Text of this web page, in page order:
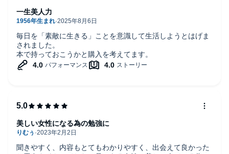
毎日を「素敵に生きる」ことを意識して生活しようとはげま
されました。
本で持っておこうかと購入を考えてます。
一生美人力
聞きやすく、内容もとてもわかりやすく、出会えて良かった
美しい女性になる為の勉強に